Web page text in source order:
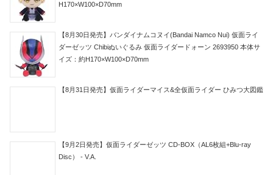
H170×W100×D70mm
【8月30日発売】バンダイナムコヌイ(Bandai Namco Nui) 仮面ライ
ダーゼッツ Chibiぬいぐるみ 仮面ライダードォーン 2693950 本体サ
イズ：約H170×W100×D70mm
【8月31日発売】仮面ライダーマイス&全仮面ライダー ひみつ大図鑑
【9月2日発売】仮面ライダーゼッツ CD-BOX（AL6枚組+Blu-ray
Disc） - V.A.